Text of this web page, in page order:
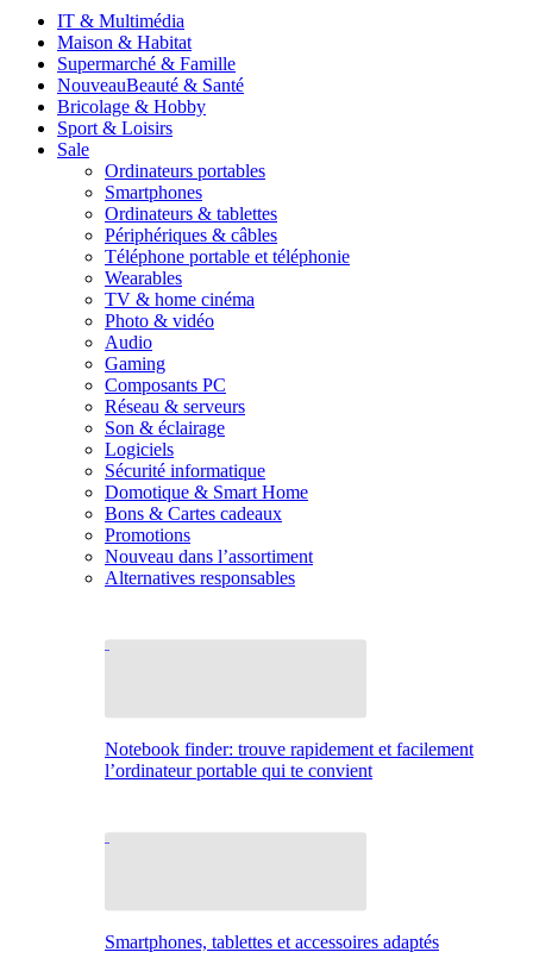
IT & Multimédia
Maison & Habitat
Supermarché & Famille
NouveauBeauté & Santé
Bricolage & Hobby
Sport & Loisirs
Sale
Ordinateurs portables
Smartphones
Ordinateurs & tablettes
Périphériques & câbles
Téléphone portable et téléphonie
Wearables
TV & home cinéma
Photo & vidéo
Audio
Gaming
Composants PC
Réseau & serveurs
Son & éclairage
Logiciels
Sécurité informatique
Domotique & Smart Home
Bons & Cartes cadeaux
Promotions
Nouveau dans l’assortiment
Alternatives responsables
Notebook finder: trouve rapidement et facilement
l’ordinateur portable qui te convient
Smartphones, tablettes et accessoires adaptés